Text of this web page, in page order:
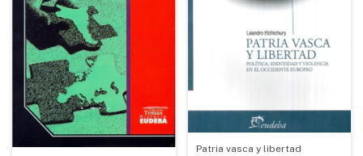
Patria vasca y libertad